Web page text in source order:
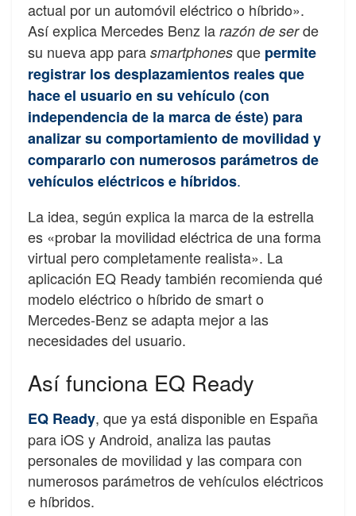
actual por un automóvil eléctrico o híbrido».
Así explica Mercedes Benz la razón de serde
su nueva app para smartphones que permite
registrar los desplazamientos reales que
hace el usuario en su vehículo (con
independencia de la marca de éste) para
analizar su comportamiento de movilidad y
compararlo con numerosos parámetros de
vehículos eléctricos e híbridos.
La idea, según explica la marca de la estrella
es «probar la movilidad eléctrica de una forma
virtual pero completamente realista». La
aplicación EQ Ready también recomienda qué
modelo eléctrico o híbrido de smart o
Mercedes-Benz se adapta mejor a las
necesidades del usuario.
Así funciona EQ Ready
EQ Ready, que ya está disponible en España
para iOS y Android, analiza las pautas
personales de movilidad y las compara con
numerosos parámetros de vehículos eléctricos
e híbridos.